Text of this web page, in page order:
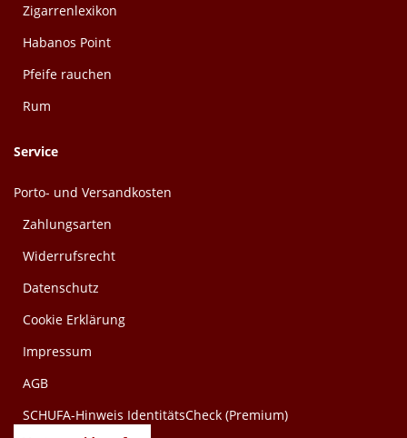
Zigarrenlexikon
Habanos Point
Pfeife rauchen
Rum
Service
Porto- und Versandkosten
Zahlungsarten
Widerrufsrecht
Datenschutz
Cookie Erklärung
Impressum
AGB
SCHUFA-Hinweis IdentitätsCheck (Premium)